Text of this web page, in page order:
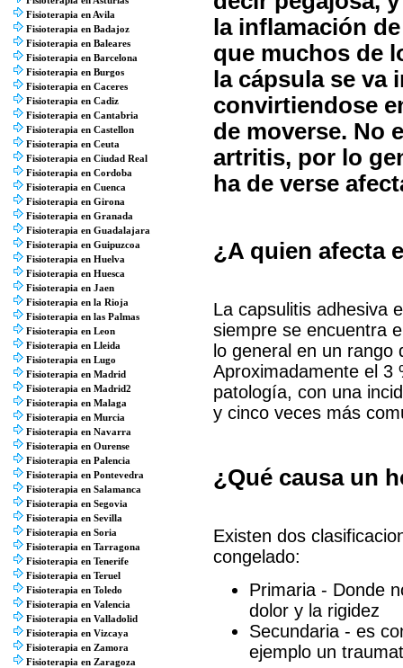
Fisioterapia en Avila
Fisioterapia en Badajoz
Fisioterapia en Baleares
Fisioterapia en Barcelona
Fisioterapia en Burgos
Fisioterapia en Caceres
Fisioterapia en Cadiz
Fisioterapia en Cantabria
Fisioterapia en Castellon
Fisioterapia en Ceuta
Fisioterapia en Ciudad Real
Fisioterapia en Cordoba
Fisioterapia en Cuenca
Fisioterapia en Girona
Fisioterapia en Granada
Fisioterapia en Guadalajara
Fisioterapia en Guipuzcoa
Fisioterapia en Huelva
Fisioterapia en Huesca
Fisioterapia en Jaen
Fisioterapia en la Rioja
Fisioterapia en las Palmas
Fisioterapia en Leon
Fisioterapia en Lleida
Fisioterapia en Lugo
Fisioterapia en Madrid
Fisioterapia en Madrid2
Fisioterapia en Malaga
Fisioterapia en Murcia
Fisioterapia en Navarra
Fisioterapia en Ourense
Fisioterapia en Palencia
Fisioterapia en Pontevedra
Fisioterapia en Salamanca
Fisioterapia en Segovia
Fisioterapia en Sevilla
Fisioterapia en Soria
Fisioterapia en Tarragona
Fisioterapia en Tenerife
Fisioterapia en Teruel
Fisioterapia en Toledo
Fisioterapia en Valencia
Fisioterapia en Valladolid
Fisioterapia en Vizcaya
Fisioterapia en Zamora
Fisioterapia en Zaragoza
la inflamación
que muchos de
la cápsula se va
convirtiendose
de moverse. No
artritis, por lo
ha de verse
¿A quien afecta
La capsulitis adhesiva
siempre se encuentra
lo general en un
Aproximadamente el 3
patología, con una
y cinco veces más
¿Qué causa un
Existen dos
congelado:
Primaria - Donde
dolor y la rigidez
Secundaria - es
ejemplo un